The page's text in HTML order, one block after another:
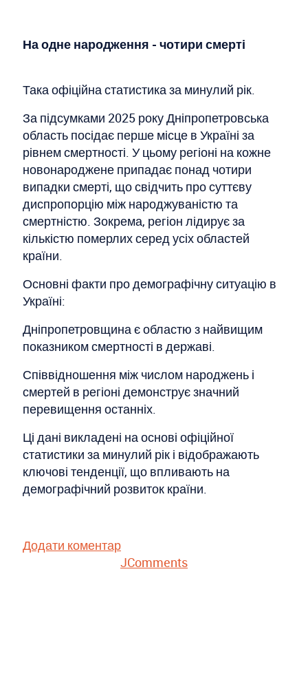
На одне народження - чотири смерті
Така офіційна статистика за минулий рік.
За підсумками 2025 року Дніпропетровська
область посідає перше місце в Україні за
рівнем смертності. У цьому регіоні на кожне
новонароджене припадає понад чотири
випадки смерті, що свідчить про суттєву
диспропорцію між народжуваністю та
смертністю. Зокрема, регіон лідирує за
кількістю померлих серед усіх областей
країни.
Основні факти про демографічну ситуацію в
Україні:
Дніпропетровщина є областю з найвищим
показником смертності в державі.
Співвідношення між числом народжень і
смертей в регіоні демонструє значний
перевищення останніх.
Ці дані викладені на основі офіційної
статистики за минулий рік і відображають
ключові тенденції, що впливають на
демографічний розвиток країни.
Додати коментар
JComments